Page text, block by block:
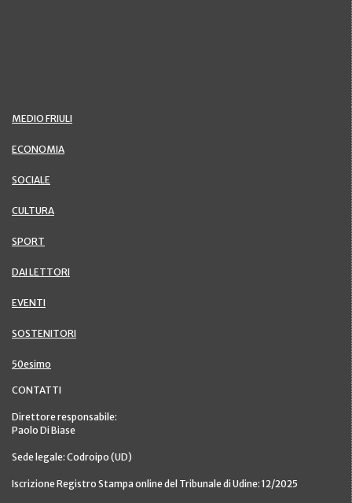
MEDIO FRIULI
ECONOMIA
SOCIALE
CULTURA
SPORT
DAI LETTORI
EVENTI
SOSTENITORI
50esimo
CONTATTI
Direttore responsabile:
Paolo Di Biase
Sede legale: Codroipo (UD)
Iscrizione Registro Stampa online del Tribunale di Udine: 12/2025